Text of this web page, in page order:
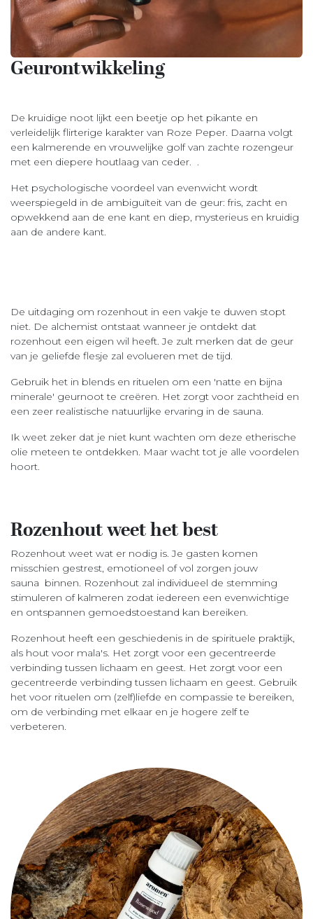
Geurontwikkeling
De kruidige noot lijkt een beetje op het pikante en
verleidelijk flirterige karakter van Roze Peper. Daarna volgt
een kalmerende en vrouwelijke golf van zachte rozengeur
met een diepere houtlaag van ceder. .
Het psychologische voordeel van evenwicht wordt
weerspiegeld in de ambiguïteit van de geur: fris, zacht en
opwekkend aan de ene kant en diep, mysterieus en kruidig
aan de andere kant.
De uitdaging om rozenhout in een vakje te duwen stopt
niet. De alchemist ontstaat wanneer je ontdekt dat
rozenhout een eigen wil heeft. Je zult merken dat de geur
van je geliefde flesje zal evolueren met de tijd.
Gebruik het in blends en rituelen om een 'natte en bijna
minerale' geurnoot te creëren. Het zorgt voor zachtheid en
een zeer realistische natuurlijke ervaring in de sauna.
Ik weet zeker dat je niet kunt wachten om deze etherische
olie meteen te ontdekken. Maar wacht tot je alle voordelen
hoort.
Rozenhout weet het best
Rozenhout weet wat er nodig is. Je gasten komen
misschien gestrest, emotioneel of vol zorgen jouw
sauna binnen. Rozenhout zal individueel de stemming
stimuleren of kalmeren zodat iedereen een evenwichtige
en ontspannen gemoedstoestand kan bereiken.
Rozenhout heeft een geschiedenis in de spirituele praktijk,
als hout voor mala's. Het zorgt voor een gecentreerde
verbinding tussen lichaam en geest. Het zorgt voor een
gecentreerde verbinding tussen lichaam en geest. Gebruik
het voor rituelen om (zelf)liefde en compassie te bereiken,
om de verbinding met elkaar en je hogere zelf te
verbeteren.